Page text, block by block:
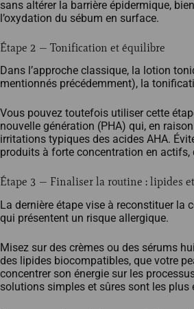
sans altérer la barrière épidermique,
l’oxydation du sébum en surface.
Étape 2 — Tonification et équilibre
Dans l’approche classique, la lotion
mentionnés précédemment), la
Vous pouvez toutefois utiliser cette
nouvelle génération (PHA) qui, en
irritations typiques des acides AHA.
produits à forte concentration en actifs,
Étape 3 — Finaliser la routine : lipides
La dernière étape vise à reconstituer la
qui présentent un risque allergique.
Misez sur des crèmes ou des sérums
des lipides biocompatibles, que votre
concentrer son énergie sur les
solutions simples et sûres sont les